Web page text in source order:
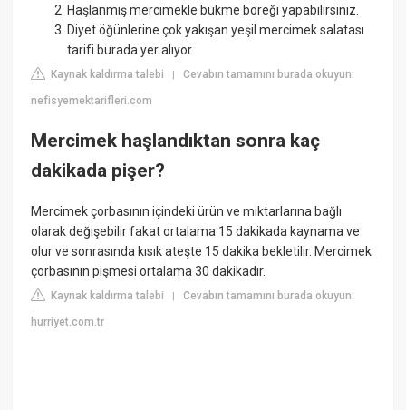
Haşlanmış mercimekle bükme böreği yapabilirsiniz.
Diyet öğünlerine çok yakışan yeşil mercimek salatası
tarifi burada yer alıyor.
Kaynak kaldırma talebi |Cevabın tamamını burada okuyun:
nefisyemektarifleri.com
Mercimek haşlandıktan sonra kaç
dakikada pişer?
Mercimek çorbasının içindeki ürün ve miktarlarına bağlı
olarak değişebilir fakat ortalama 15 dakikada kaynama ve
olur ve sonrasında kısık ateşte 15 dakika bekletilir. Mercimek
çorbasının pişmesi ortalama 30 dakikadır.
Kaynak kaldırma talebi |Cevabın tamamını burada okuyun:
hurriyet.com.tr